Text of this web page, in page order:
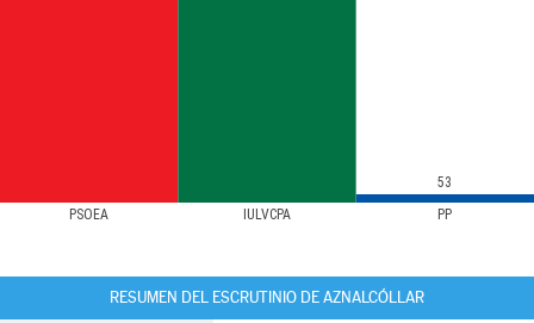
PSOEA IULVCPA PP
53
RESUMEN DEL ESCRUTINIO DE AZNALCÓLLAR